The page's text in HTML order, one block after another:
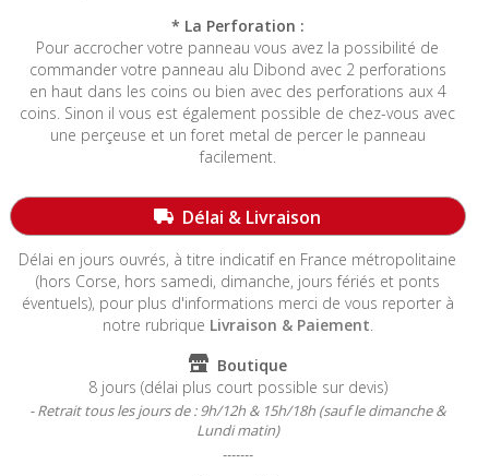
* La Perforation :
Pour accrocher votre panneau vous avez la possibilité de
commander votre panneau alu Dibond avec 2 perforations
en haut dans les coins ou bien avec des perforations aux 4
coins. Sinon il vous est également possible de chez-vous avec
une perçeuse et un foret metal de percer le panneau
facilement.
Délai & Livraison
Délai en jours ouvrés, à titre indicatif en France métropolitaine
(hors Corse, hors samedi, dimanche, jours fériés et ponts
éventuels), pour plus d'informations merci de vous reporter à
notre rubrique Livraison & Paiement.
Boutique
8 jours (délai plus court possible sur devis)
- Retrait tous les jours de : 9h/12h & 15h/18h (sauf le dimanche &
Lundi matin)
-------